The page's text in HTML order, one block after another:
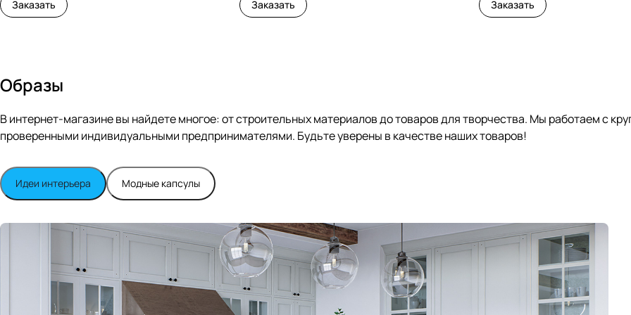
Заказать Заказать Заказать
Образы
В интернет-магазине вы найдете многое: от строительных материалов до товаров для творчества. Мы работаем с
проверенными индивидуальными предпринимателями. Будьте уверены в качестве наших товаров!
Идеи интерьера Модные капсулы